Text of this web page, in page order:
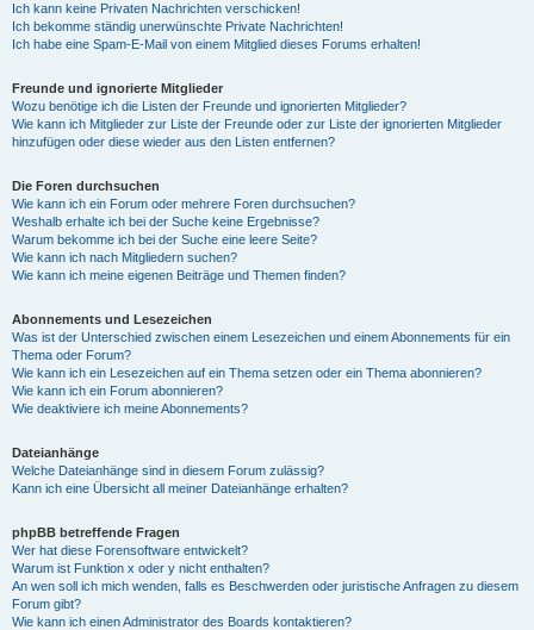
Ich kann keine Privaten Nachrichten verschicken!
Ich bekomme ständig unerwünschte Private Nachrichten!
Ich habe eine Spam-E-Mail von einem Mitglied dieses Forums erhalten!
Freunde und ignorierte Mitglieder
Wozu benötige ich die Listen der Freunde und ignorierten Mitglieder?
Wie kann ich Mitglieder zur Liste der Freunde oder zur Liste der ignorierten Mitglieder
hinzufügen oder diese wieder aus den Listen entfernen?
Die Foren durchsuchen
Wie kann ich ein Forum oder mehrere Foren durchsuchen?
Weshalb erhalte ich bei der Suche keine Ergebnisse?
Warum bekomme ich bei der Suche eine leere Seite?
Wie kann ich nach Mitgliedern suchen?
Wie kann ich meine eigenen Beiträge und Themen finden?
Abonnements und Lesezeichen
Was ist der Unterschied zwischen einem Lesezeichen und einem Abonnements für ein
Thema oder Forum?
Wie kann ich ein Lesezeichen auf ein Thema setzen oder ein Thema abonnieren?
Wie kann ich ein Forum abonnieren?
Wie deaktiviere ich meine Abonnements?
Dateianhänge
Welche Dateianhänge sind in diesem Forum zulässig?
Kann ich eine Übersicht all meiner Dateianhänge erhalten?
phpBB betreffende Fragen
Wer hat diese Forensoftware entwickelt?
Warum ist Funktion x oder y nicht enthalten?
An wen soll ich mich wenden, falls es Beschwerden oder juristische Anfragen zu diesem
Forum gibt?
Wie kann ich einen Administrator des Boards kontaktieren?